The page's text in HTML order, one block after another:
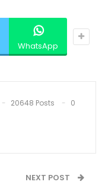
WhatsApp
20648 Posts
0
NEXT POST